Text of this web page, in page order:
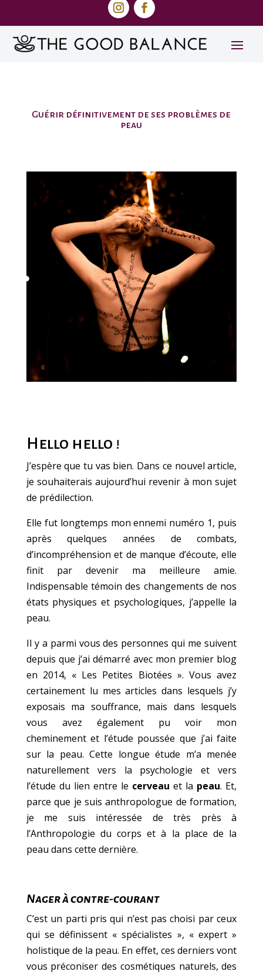
Guérir définitivement de ses problèmes de
peau
Hello hello !
J’espère que tu vas bien. Dans ce nouvel article,
je souhaiterais aujourd’hui revenir à mon sujet
de prédilection.
Elle fut longtemps mon ennemi numéro 1, puis
après quelques années de combats,
d’incompréhension et de manque d’écoute, elle
finit par devenir ma meilleure amie.
Indispensable témoin des changements de nos
états physiques et psychologiques, j’appelle la
peau.
Il y a parmi vous des personnes qui me suivent
depuis que j’ai démarré avec mon premier blog
en 2014, « Les Petites Biotées ». Vous avez
certainement lu mes articles dans lesquels j’y
exposais ma souffrance, mais dans lesquels
vous avez également pu voir mon
cheminement et l’étude poussée que j’ai faite
sur la peau. Cette longue étude m’a menée
naturellement vers la psychologie et vers
l’étude du lien entre le cerveau et la peau. Et,
parce que je suis anthropologue de formation,
je me suis intéressée de très près à
l’Anthropologie du corps et à la place de la
peau dans cette dernière.
Nager à contre-courant
C’est un parti pris qui n’est pas choisi par ceux
qui se définissent « spécialistes », « expert »
holistique de la peau. En effet, ces derniers vont
vous préconiser des cosmétiques naturels, des